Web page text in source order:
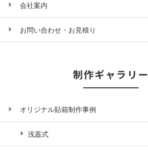
会社案内
お問い合わせ・お見積り
制作ギャラリー
オリジナル貼箱制作事例
浅蓋式